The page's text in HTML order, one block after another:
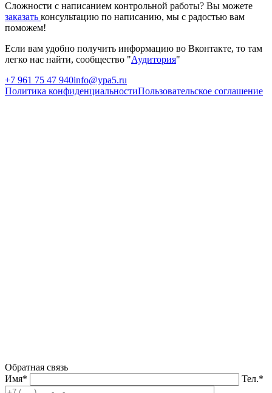
Сложности с написанием контрольной работы? Вы можете
заказать консультацию по написанию, мы с радостью вам
поможем!
Если вам удобно получить информацию во Вконтакте, то там
легко нас найти, сообщество "Аудитория"
+7 961 75 47 940info@ypa5.ru
Политика конфиденциальностиПользовательское соглашение
Обратная связь
Имя*
Тел.*